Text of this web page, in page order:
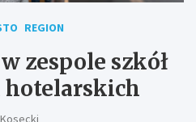
REGION
zespole szkół
hotelarskich